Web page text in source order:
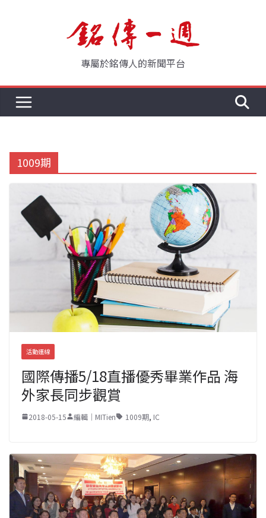
專屬於銘傳人的新聞平台
1009期
活動連線
國際傳播5/18直播優秀畢業作品 海
外家長同步觀賞
2018-05-15 編輯｜MITien 1009期, IC